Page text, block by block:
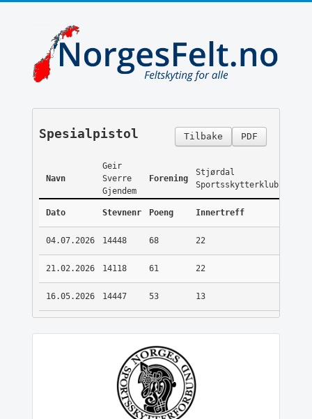
PDF
Tilbake
Spesialpistol
Navn
Geir
Sverre
Gjendem
Forening
Stjørdal
Sportsskytterklubb
Dato Stevnenr Poeng Innertreff
04.07.2026 14448 68 22
21.02.2026 14118 61 22
16.05.2026 14447 53 13